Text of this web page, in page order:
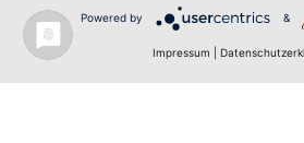
Powered by &
Impressum